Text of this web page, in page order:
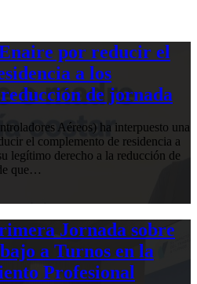
por reducir el
a los
de jornada
Aéreos) ha interpuesto una
el complemento de residencia a
legítimo derecho a la reducción de
que…
Jornada sobre
a Turnos en la
Profesional